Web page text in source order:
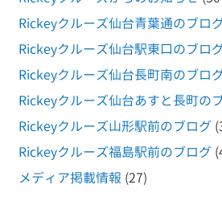
Rickeyクルーズ仙台青葉通のブロ
Rickeyクルーズ仙台駅東口のブロ
Rickeyクルーズ仙台長町南のブロ
Rickeyクルーズ仙台あすと長町の
Rickeyクルーズ山形駅前のブログ
Rickeyクルーズ福島駅前のブログ
メディア掲載情報 (27)